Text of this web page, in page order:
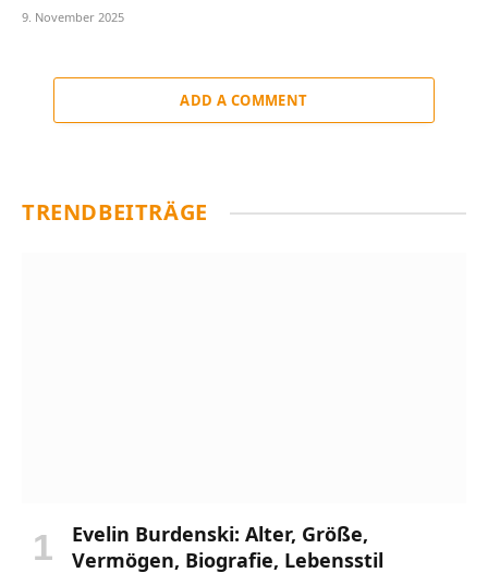
9. November 2025
ADD A COMMENT
TRENDBEITRÄGE
Evelin Burdenski: Alter, Größe,
Vermögen, Biografie, Lebensstil